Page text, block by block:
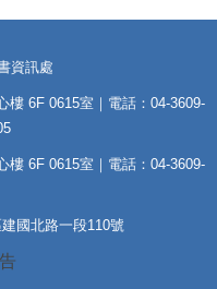
資訊處
樓 6F 0615室｜電話：04-3609-
樓 6F 0615室｜電話：04-3609-
國北路一段110號